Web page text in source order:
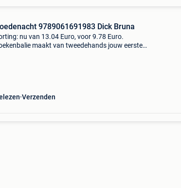
9789061691983 Dick Bruna
nu van 13.04 Euro, voor 9.78 Euro.
maakt van tweedehands jouw eerste
Verzenden